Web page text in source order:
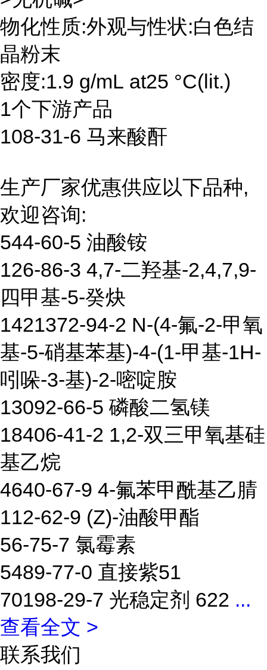
物化性质:外观与性状:白色结
晶粉末
密度:1.9 g/mL at25 °C(lit.)
1个下游产品
108-31-6 马来酸酐
生产厂家优惠供应以下品种,
欢迎咨询:
544-60-5 油酸铵
126-86-3 4,7-二羟基-2,4,7,9-
四甲基-5-癸炔
1421372-94-2 N-(4-氟-2-甲氧
基-5-硝基苯基)-4-(1-甲基-1H-
吲哚-3-基)-2-嘧啶胺
13092-66-5 磷酸二氢镁
18406-41-2 1,2-双三甲氧基硅
基乙烷
4640-67-9 4-氟苯甲酰基乙腈
112-62-9 (Z)-油酸甲酯
56-75-7 氯霉素
5489-77-0 直接紫51
70198-29-7 光稳定剂 622 ...
查看全文 >
联系我们